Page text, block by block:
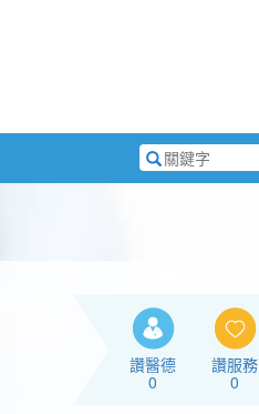
搜
尋
讚醫德
0
讚服務
0